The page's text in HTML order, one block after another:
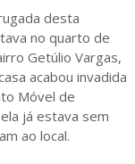
desta
no quarto de
Getúlio Vargas,
acabou invadida
Móvel de
já estava sem
ao local.